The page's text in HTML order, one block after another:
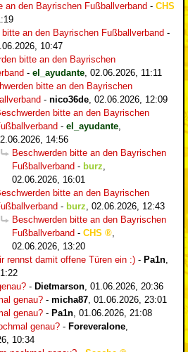
an den Bayrischen Fußballverband - CHS
bitte an den Bayrischen Fußballverband -
10:47
bitte an den Bayrischen
- el_ayudante, 02.06.2026, 11:11
bitte an den Bayrischen
- nico36de, 02.06.2026, 12:09
bitte an den Bayrischen
- el_ayudante,
14:56
Beschwerden bitte an den Bayrischen
Fußballverband - burz,
02.06.2026, 16:01
bitte an den Bayrischen
- burz, 02.06.2026, 12:43
Beschwerden bitte an den Bayrischen
Fußballverband - CHS
,
02.06.2026, 13:20
rennst damit offene Türen ein :) - Pa1n,
- Dietmarson, 01.06.2026, 20:36
genau? - micha87, 01.06.2026, 23:01
genau? - Pa1n, 01.06.2026, 21:08
genau? - Foreveralone,
10:34